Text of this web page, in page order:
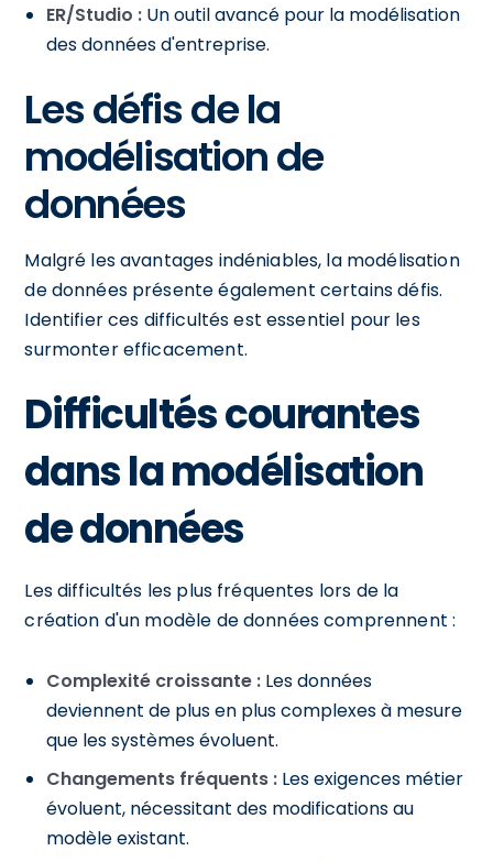
ER/Studio : Un outil avancé pour la modélisation
des données d'entreprise.
Les défis de la
modélisation de
données
Malgré les avantages indéniables, la modélisation
de données présente également certains défis.
Identifier ces difficultés est essentiel pour les
surmonter efficacement.
Difficultés courantes
dans la modélisation
de données
Les difficultés les plus fréquentes lors de la
création d'un modèle de données comprennent :
Complexité croissante : Les données
deviennent de plus en plus complexes à mesure
que les systèmes évoluent.
Changements fréquents : Les exigences métier
évoluent, nécessitant des modifications au
modèle existant.